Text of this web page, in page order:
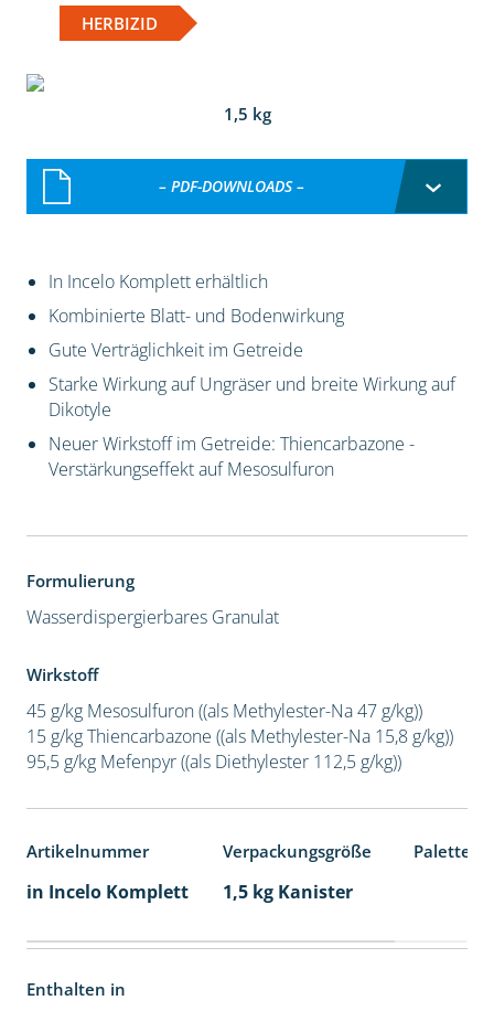
HERBIZID
1,5 kg
– PDF-DOWNLOADS –
In Incelo Komplett erhältlich
Kombinierte Blatt- und Bodenwirkung
Gute Verträglichkeit im Getreide
Starke Wirkung auf Ungräser und breite Wirkung auf
Dikotyle
Neuer Wirkstoff im Getreide: Thiencarbazone -
Verstärkungseffekt auf Mesosulfuron
Formulierung
Wasserdispergierbares Granulat
Wirkstoff
45 g/kg Mesosulfuron ((als Methylester-Na 47 g/kg))
15 g/kg Thiencarbazone ((als Methylester-Na 15,8 g/kg))
95,5 g/kg Mefenpyr ((als Diethylester 112,5 g/kg))
Artikelnummer Verpackungsgröße
in Incelo Komplett 1,5 kg Kanister
Enthalten in